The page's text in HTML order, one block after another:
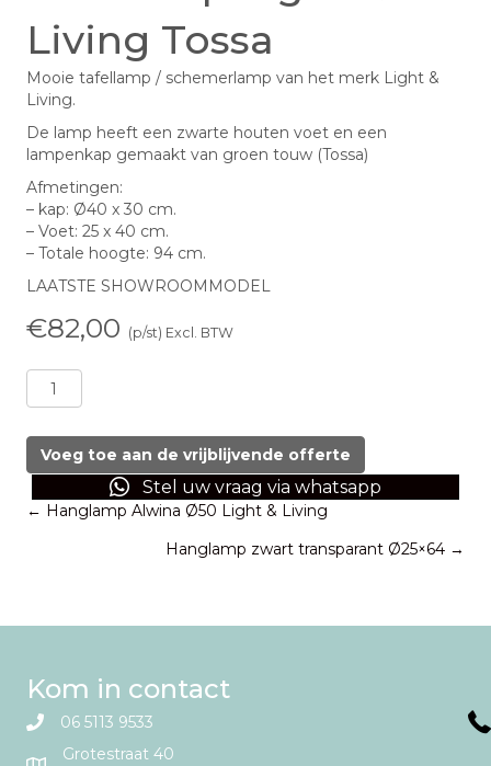
Living Tossa
Mooie tafellamp / schemerlamp van het merk Light &
Living.
De lamp heeft een zwarte houten voet en een
lampenkap gemaakt van groen touw (Tossa)
Afmetingen:
– kap: Ø40 x 30 cm.
– Voet: 25 x 40 cm.
– Totale hoogte: 94 cm.
LAATSTE SHOWROOMMODEL
€82,00 (p/st) Excl. BTW
Tafellamp
Light
Living
Tossa
Voeg toe aan de vrijblijvende offerte
Stel uw vraag via whatsapp
Posts
navigation
← Hanglamp Alwina Ø50 Light & Living
Hanglamp zwart transparant Ø25×64 →
Kom in contact
06 5113 9533
Grotestraat 40